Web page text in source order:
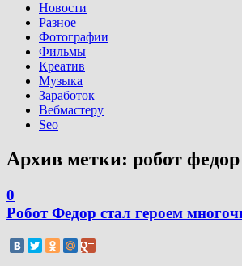
Новости
Разное
Фотографии
Фильмы
Креатив
Музыка
Заработок
Вебмастеру
Seo
Архив метки: робот федор
0
Робот Федор стал героем